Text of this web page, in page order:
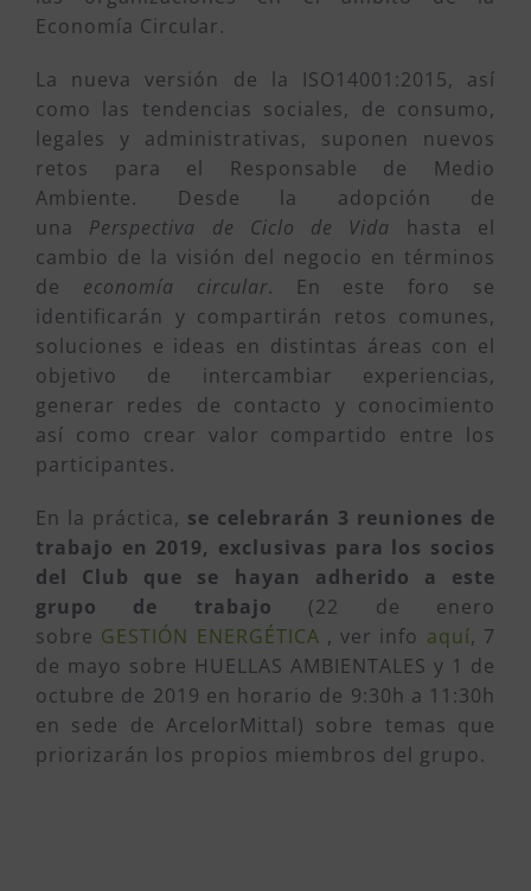
Economía Circular.
La nueva versión de la ISO14001:2015, así
como las tendencias sociales, de consumo,
legales y administrativas, suponen nuevos
retos para el Responsable de Medio
Ambiente. Desde la adopción de
una Perspectiva de Ciclo de Vida hasta el
cambio de la visión del negocio en términos
de economía circular. En este foro se
identificarán y compartirán retos comunes,
soluciones e ideas en distintas áreas con el
objetivo de intercambiar experiencias,
generar redes de contacto y conocimiento
así como crear valor compartido entre los
participantes.
En la práctica, se celebrarán 3 reuniones de
trabajo en 2019, exclusivas para los socios
del Club que se hayan adherido a este
grupo de trabajo (22 de enero
sobre GESTIÓN ENERGÉTICA , ver info aquí, 7
de mayo sobre HUELLAS AMBIENTALES y 1 de
octubre de 2019 en horario de 9:30h a 11:30h
en sede de ArcelorMittal) sobre temas que
priorizarán los propios miembros del grupo.